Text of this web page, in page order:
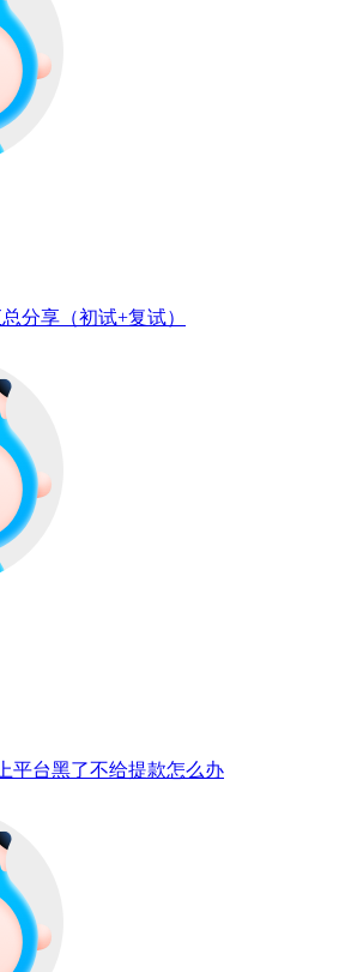
分享（初试+复试）
平台黑了不给提款怎么办